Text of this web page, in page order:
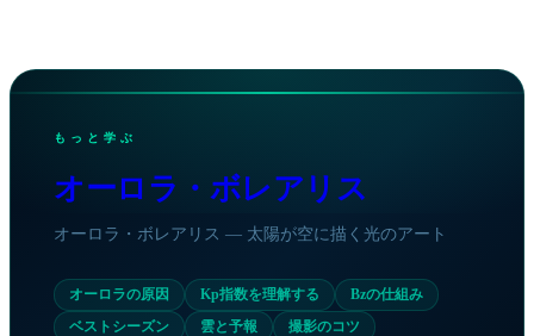
09:00
1.0
12:00
1.0
18:00
21:00
1.7
00:00
1.3
もっと学ぶ
オーロラ・ボレアリス
オーロラ・ボレアリス — 太陽が空に描く光のアート
オーロラの原因 Kp指数を理解する Bzの仕組み
ベストシーズン 雲と予報 撮影のコツ